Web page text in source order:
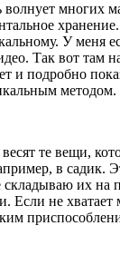
волнует многих
У меня
Так вот там
и подробно
методом.
те вещи,
в садик.
их на
Если не хватает